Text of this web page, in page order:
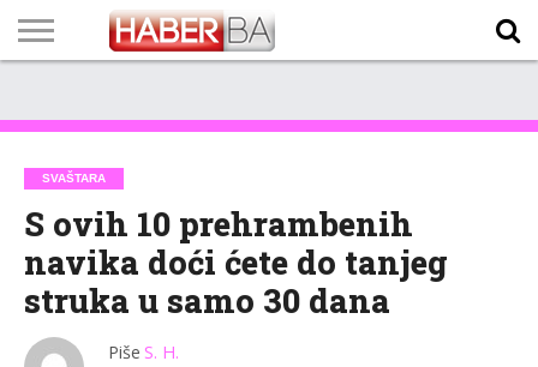
TECH
PROGRAM
PROGNOZA
PUTEVIMA
LISTA
NAMA
SVAŠTARA
S ovih 10 prehrambenih
navika doći ćete do tanjeg
struka u samo 30 dana
Piše S. H.